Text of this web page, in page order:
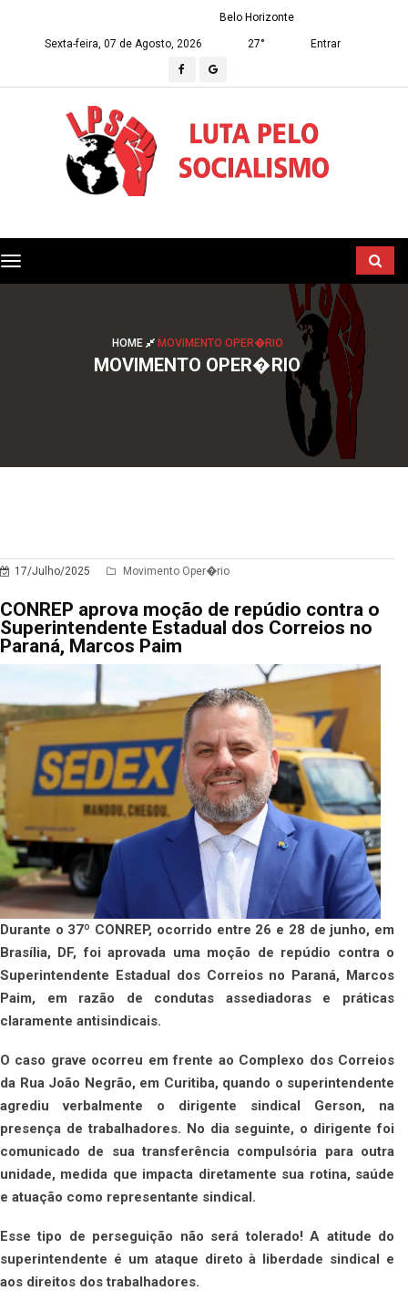
Sexta-feira, 07 de Agosto, 2026
Belo Horizonte
27° Entrar
Toggle
navigation
HOME MOVIMENTO OPER�RIO
MOVIMENTO OPER�RIO
17/Julho/2025 Movimento Oper�rio
CONREP aprova moção de repúdio contra o
Superintendente Estadual dos Correios no
Paraná, Marcos Paim
Durante o 37º CONREP, ocorrido entre 26 e 28 de junho, em
Brasília, DF, foi aprovada uma moção de repúdio contra o
Superintendente Estadual dos Correios no Paraná, Marcos
Paim, em razão de condutas assediadoras e práticas
claramente antisindicais.
O caso grave ocorreu em frente ao Complexo dos Correios
da Rua João Negrão, em Curitiba, quando o superintendente
agrediu verbalmente o dirigente sindical Gerson, na
presença de trabalhadores. No dia seguinte, o dirigente foi
comunicado de sua transferência compulsória para outra
unidade, medida que impacta diretamente sua rotina, saúde
e atuação como representante sindical.
Esse tipo de perseguição não será tolerado! A atitude do
superintendente é um ataque direto à liberdade sindical e
aos direitos dos trabalhadores.